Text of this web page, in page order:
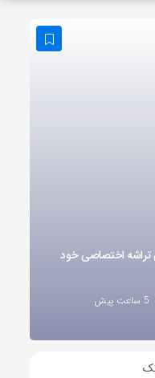
تراشه اختصاصی خود
5 ساعت پیش